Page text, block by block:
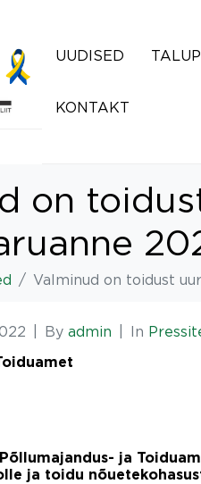
UUDISED
KONTAKT
on
Valminud on toidust
By admin In
ja
ja toidu